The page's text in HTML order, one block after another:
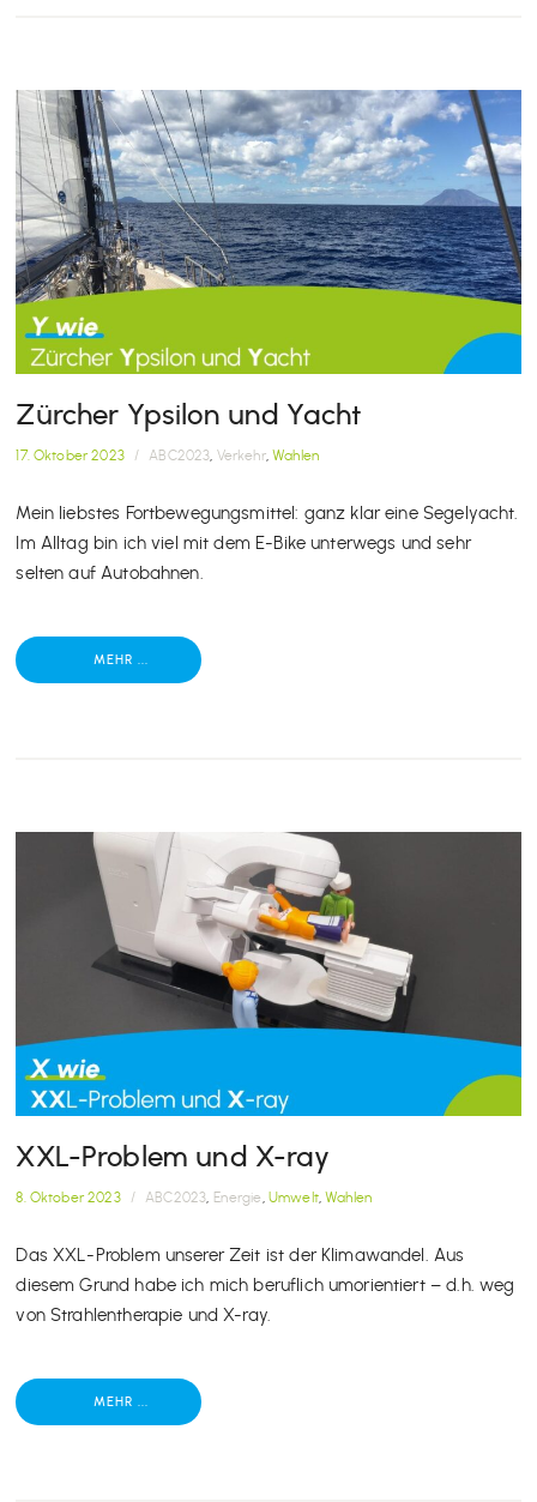
Zürcher Ypsilon und Yacht
17. Oktober 2023 / ABC2023 Verkehr,Wahlen
Mein liebstes Fortbewegungsmittel: ganz klar eine Segelyacht.
Im Alltag bin ich viel mit dem E-Bike unterwegs und sehr
selten auf Autobahnen.
MEHR ...
XXL-Problem und X-ray
8. Oktober 2023 / ABC2023 Energie Umwelt,Wahlen
Das XXL-Problem unserer Zeit ist der Klimawandel. Aus
diesem Grund habe ich mich beruflich umorientiert – d.h. weg
von Strahlentherapie und X-ray.
MEHR ...